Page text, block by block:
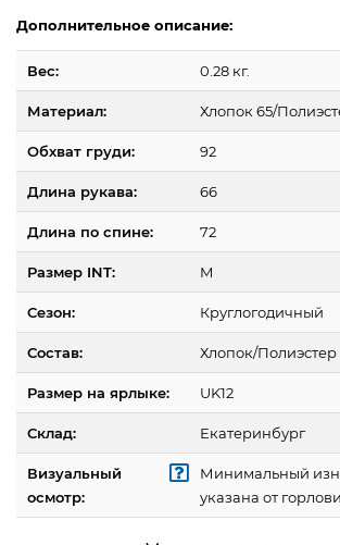
Дополнительное описание:
Вес: 0.28 кг.
Материал: Хлопок 65/
Обхват груди: 92
Длина рукава: 66
Длина по спине: 72
Размер INT: M
Сезон: Круглогодичный
Состав: Хлопок/Полиэстер
Размер на ярлыке: UK12
Склад: Екатеринбург
Визуальный
осмотр:
Минимальный
указана от